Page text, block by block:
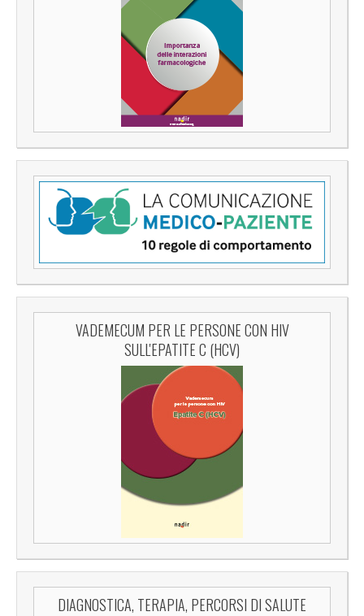
VADEMECUM PER LE PERSONE CON HIV
SULL'EPATITE C (HCV)
DIAGNOSTICA, TERAPIA, PERCORSI DI SALUTE